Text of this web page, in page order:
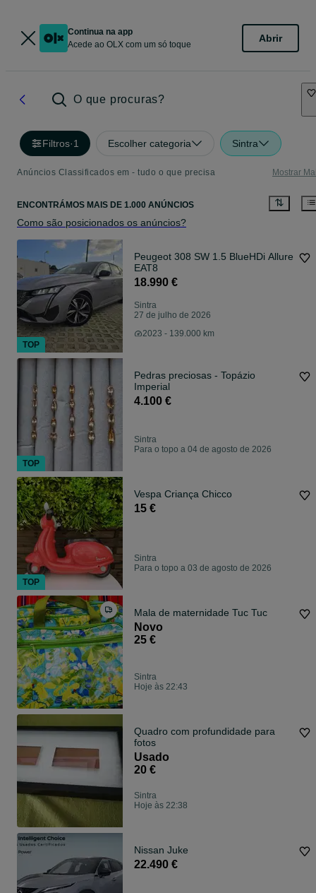
Continua na app
Acede ao OLX com um só toque
Abrir
O que procuras?
Filtros·1 Escolher categoria Sintra
Anúncios Classificados em - tudo o que precisa Mostrar
ENCONTRÁMOS MAIS DE 1.000 ANÚNCIOS
Como são posicionados os anúncios?
Peugeot 308 SW 1.5 BlueHDi Allure
EAT8
18.990 €
Sintra
27 de julho de 2026
2023 - 139.000 km
Pedras preciosas - Topázio
Imperial
4.100 €
Sintra
Para o topo a 04 de agosto de 2026
Vespa Criança Chicco
15 €
Sintra
Para o topo a 03 de agosto de 2026
Mala de maternidade Tuc Tuc
Novo
25 €
Sintra
Hoje às 22:43
Quadro com profundidade para
fotos
Usado
20 €
Sintra
Hoje às 22:38
Nissan Juke
22.490 €
TOP
TOP
TOP